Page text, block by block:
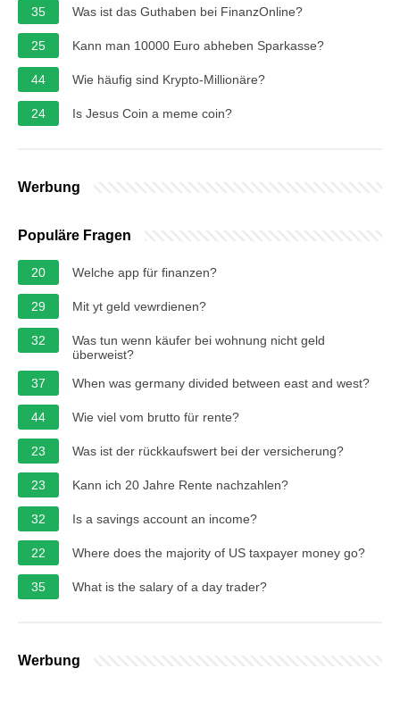
35 Was ist das Guthaben bei FinanzOnline?
25 Kann man 10000 Euro abheben Sparkasse?
44 Wie häufig sind Krypto-Millionäre?
24 Is Jesus Coin a meme coin?
Werbung
Populäre Fragen
20 Welche app für finanzen?
29 Mit yt geld vewrdienen?
32
Was tun wenn käufer bei wohnung nicht geld
überweist?
37
When was germany divided between east and west?
44 Wie viel vom brutto für rente?
23 Was ist der rückkaufswert bei der versicherung?
23 Kann ich 20 Jahre Rente nachzahlen?
32 Is a savings account an income?
22 Where does the majority of US taxpayer money go?
35 What is the salary of a day trader?
Werbung